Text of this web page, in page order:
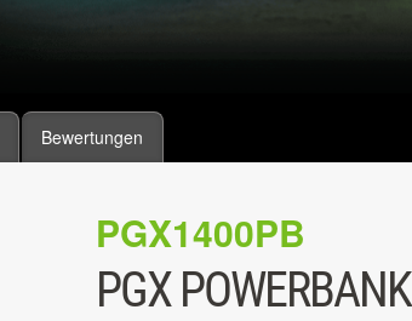
Bewertungen
PGX1400PB
PGX POWERBANK